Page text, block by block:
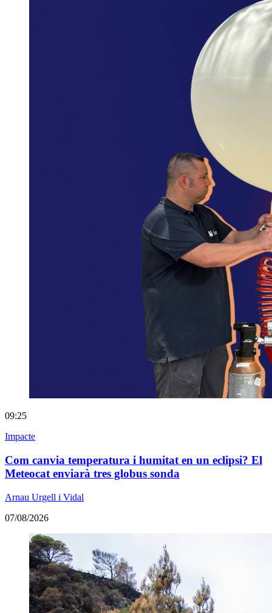
09:25
Impacte
Com canvia temperatura i humitat en un eclipsi? El
Meteocat enviarà tres globus sonda
Arnau Urgell i Vidal
07/08/2026